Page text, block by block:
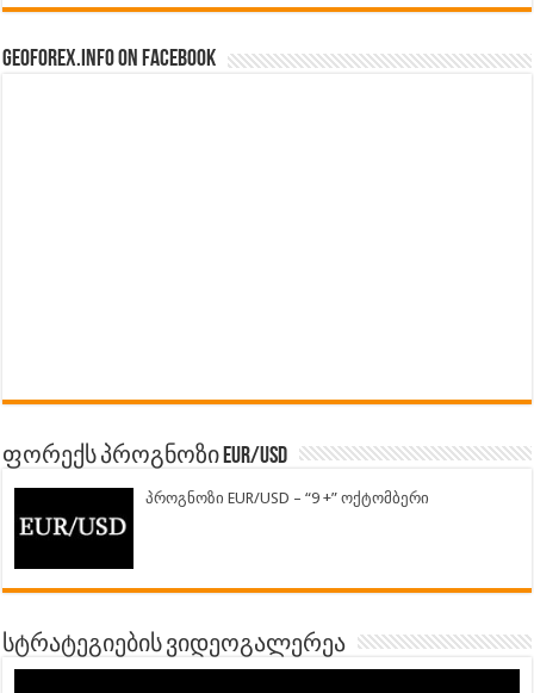
GeoForex.info on Facebook
ფორექს პროგნოზი EUR/USD
პროგნოზი EUR/USD – “9 +” ოქტომბერი
სტრატეგიების ვიდეოგალერეა